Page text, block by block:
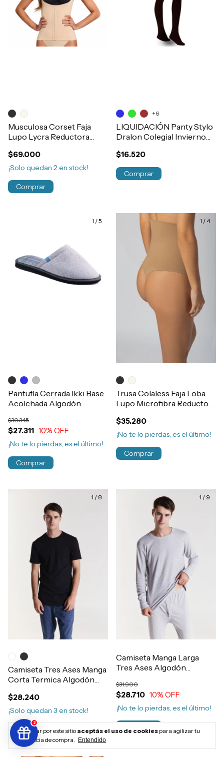
Al navegar por este sitio aceptás el uso de cookies para agilizar tu
experiencia de compra.
Entendido
Musculosa Corset Faja
Lupo Lycra Reductora
Libres Art.47183
$69.000
¡Solo quedan 2en stock!
Comprar
LIQUIDACIÓN Panty Stylo
Dralon Colegial Invierno
$16.520
+6
Comprar
1 /5
Pantufla Cerrada Ikki Base
Acolchada Algodón
$27.311
$30.345
10% OFF
¡No te lo pierdas, es el último!
Comprar
1 /4
Trusa Colaless Faja Loba
Lupo Microfibra Reductora
Art.41055
$35.280
¡No te lo pierdas, es el último!
Comprar
1 / 8
Camiseta Tres Ases Manga
Corta Termica Algodón
$28.240
¡Solo quedan 3 en stock!
Comprar
1 / 9
Camiseta Manga Larga
Tres Ases Algodón
Art.511
$28.710
$31.900
10% OFF
¡No te lo pierdas, es el último!
Comprar
2